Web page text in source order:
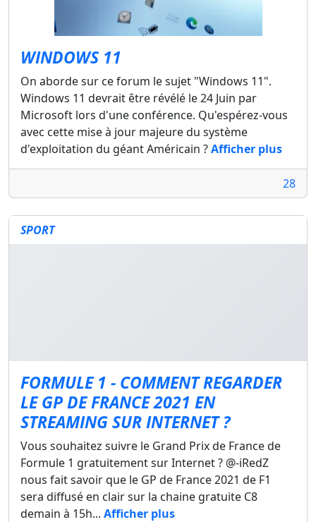
WINDOWS 11
On aborde sur ce forum le sujet "Windows 11".
Windows 11 devrait être révélé le 24 Juin par
Microsoft lors d'une conférence. Qu'espérez-vous
avec cette mise à jour majeure du système
d'exploitation du géant Américain ?Afficher plus
28
SPORT
FORMULE 1 - COMMENT REGARDER
LE GP DE FRANCE 2021 EN
STREAMING SUR INTERNET ?
Vous souhaitez suivre le Grand Prix de France de
Formule 1 gratuitement sur Internet ? @-iRedZ
nous fait savoir que le GP de France 2021 de F1
sera diffusé en clair sur la chaine gratuite C8
demain à 15h... Afficher plus